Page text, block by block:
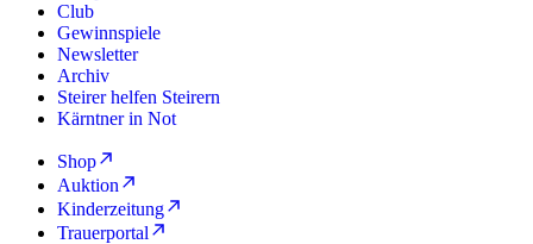
Club
Gewinnspiele
Newsletter
Archiv
Steirer helfen Steirern
Kärntner in Not
Shop
Auktion
Kinderzeitung
Trauerportal